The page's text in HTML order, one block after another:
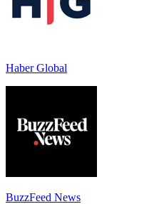
Haber Global
BuzzFeed News